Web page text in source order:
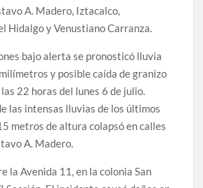
A. Madero, Iztacalco,
Hidalgo y Venustiano Carranza.
bajo alerta se pronosticó lluvia
y posible caída de granizo
22 horas del lunes 6 de julio.
las intensas lluvias de los últimos
metros de altura colapsó en calles
A. Madero.
la Avenida 11, en la colonia San